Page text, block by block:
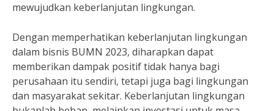
mewujudkan keberlanjutan lingkungan.
Dengan memperhatikan keberlanjutan lingkungan
dalam bisnis BUMN 2023, diharapkan dapat
memberikan dampak positif tidak hanya bagi
perusahaan itu sendiri, tetapi juga bagi lingkungan
dan masyarakat sekitar. Keberlanjutan lingkungan